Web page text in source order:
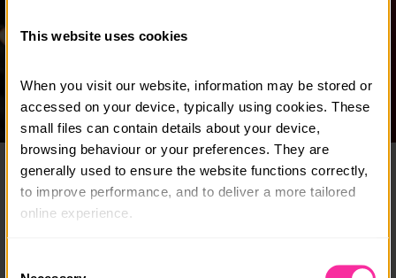
This website uses cookies
When you visit our website, information may be stored or
accessed on your device, typically using cookies. These
small files can contain details about your device,
browsing behaviour or your preferences. They are
generally used to ensure the website functions correctly,
to improve performance, and to deliver a more tailored
online experience.
CWESTIYNAU CYFFREDIN GWEITHGAREDDAU
RHIENI